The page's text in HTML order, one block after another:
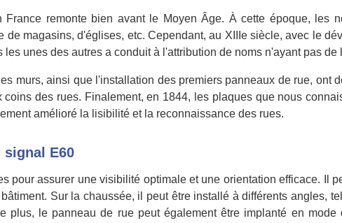
remonte bien avant le Moyen Âge. À cette époque, les
magasins, d'églises, etc. Cependant, au XIIIe siècle, avec le
unes des autres a conduit à l'attribution de noms n'ayant pas
murs, ainsi que l'installation des premiers panneaux de rue, ont
des rues. Finalement, en 1844, les plaques que nous
amélioré la lisibilité et la reconnaissance des rues.
E60
pour assurer une visibilité optimale et une orientation efficace. Il
Sur la chaussée, il peut être installé à différents angles,
le panneau de rue peut également être implanté en